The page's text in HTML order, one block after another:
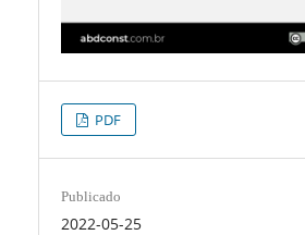
PDF
Publicado
2022-05-25